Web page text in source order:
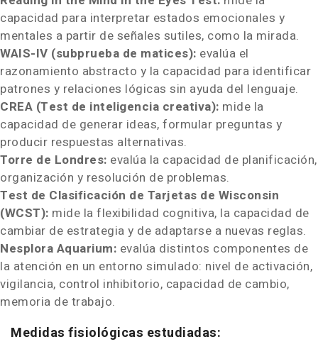
capacidad para interpretar estados emocionales y
mentales a partir de señales sutiles, como la mirada.
WAIS-IV (subprueba de matices): evalúa el
razonamiento abstracto y la capacidad para identificar
patrones y relaciones lógicas sin ayuda del lenguaje.
CREA (Test de inteligencia creativa): mide la
capacidad de generar ideas, formular preguntas y
producir respuestas alternativas.
Torre de Londres: evalúa la capacidad de planificación,
organización y resolución de problemas.
Test de Clasificación de Tarjetas de Wisconsin
(WCST): mide la flexibilidad cognitiva, la capacidad de
cambiar de estrategia y de adaptarse a nuevas reglas.
Nesplora Aquarium: evalúa distintos componentes de
la atención en un entorno simulado: nivel de activación,
vigilancia, control inhibitorio, capacidad de cambio,
memoria de trabajo.
Medidas fisiológicas estudiadas: